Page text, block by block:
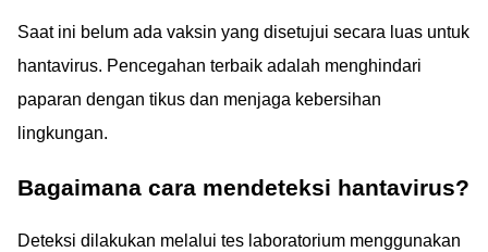
Saat ini belum ada vaksin yang disetujui secara luas untuk
hantavirus. Pencegahan terbaik adalah menghindari
paparan dengan tikus dan menjaga kebersihan
lingkungan.
Bagaimana cara mendeteksi hantavirus?
Deteksi dilakukan melalui tes laboratorium menggunakan